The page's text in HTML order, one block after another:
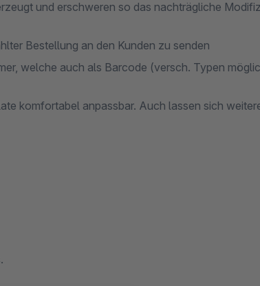
und erschweren so das nachträgliche
Bestellung an den Kunden zu senden
welche auch als Barcode (versch. Typen
komfortabel anpassbar. Auch lassen sich